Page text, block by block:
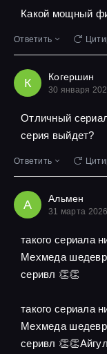
Какой мощный
Ответить
К Когершин
30 января
Отличный
серия выйдет?
Ответить
А Альмен
31 марта
такого сериала
Мехмеда
серивл 👏👏
такого сериала
Мехмеда
серивл